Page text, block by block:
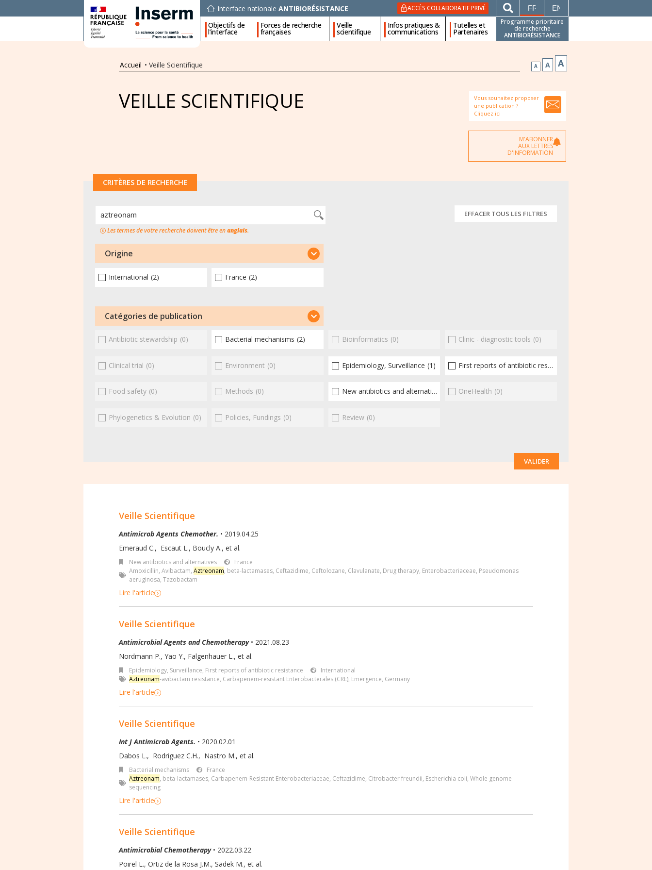
Interface nationale ANTIBIORÉSISTANCE ACCÈS COLLABORATIF PRIVÉ FRANÇAISENGLISH
Objectifs de
l’interface
Forces de recherche
françaises
Veille
scientifique
Infos pratiques &
communications
Tutelles et
Partenaires
Programme prioritaire
de recherche
ANTIBIORÉSISTANCE
Accueil • Veille Scientifique A A A
VEILLE SCIENTIFIQUE
Vous souhaitez proposer
une publication ?
Cliquez ici
M'ABONNER
AUX LETTRES
D'INFORMATION
CRITÈRES DE RECHERCHE
Les termes de votre recherche doivent être enanglais.
EFFACER TOUS LES FILTRES
Origine
International (2) France (2)
Catégories de publication
Antibiotic stewardship (0) Bacterial mechanisms (2) Bioinformatics (0) Clinic - diagnostic tools (0)
Clinical trial (0) Environment (0) Epidemiology, Surveillance (1) First reports of antibiotic resistance
Food safety (0) Methods (0) New antibiotics and alternatives (2) OneHealth (0)
Phylogenetics & Evolution (0) Policies, Fundings (0) Review (0)
VALIDER
Veille Scientifique
Antimicrob Agents Chemother. • 2019.04.25
Emeraud C., Escaut L., Boucly A., et al.
New antibiotics and alternatives
France
Amoxicillin, Avibactam, Aztreonam, beta-lactamases, Ceftazidime, Ceftolozane, Clavulanate, Drug therapy, Enterobacteriaceae, Pseudomonas
aeruginosa, Tazobactam
Lire l'article
Veille Scientifique
Antimicrobial Agents and Chemotherapy• 2021.08.23
Nordmann P., Yao Y., Falgenhauer L., et al.
Epidemiology, Surveillance, First reports of antibiotic resistance
International
Aztreonam-avibactam resistance, Carbapenem-resistant Enterobacterales (CRE), Emergence, Germany
Lire l'article
Veille Scientifique
Int J Antimicrob Agents. • 2020.02.01
Dabos L., Rodriguez C.H., Nastro M., et al.
Bacterial mechanisms
France
Aztreonam, beta-lactamases, Carbapenem-Resistant Enterobacteriaceae, Ceftazidime, Citrobacter freundii, Escherichia coli, Whole genome
sequencing
Lire l'article
Veille Scientifique
Antimicrobial Chemotherapy• 2022.03.22
Poirel L., Ortiz de la Rosa J.M., Sadek M., et al.